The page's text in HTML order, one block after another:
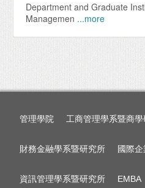
Department and Graduate
Managemen ...more
管理學院 工商管理學系暨商
財務金融學系暨研究所 國際
資訊管理學系暨研究所 EMBA